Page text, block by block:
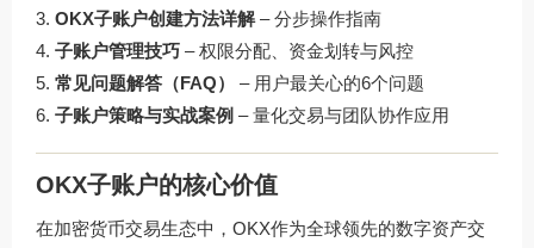
OKX子账户创建方法详解– 分步操作指南
子账户管理技巧 – 权限分配、资金划转与风控
常见问题解答（FAQ）
– 用户最关心的6个问题
子账户策略与实战案例 – 量化交易与团队协作应用
OKX子账户的核心价值
在加密货币交易生态中，OKX作为全球领先的数字资产交